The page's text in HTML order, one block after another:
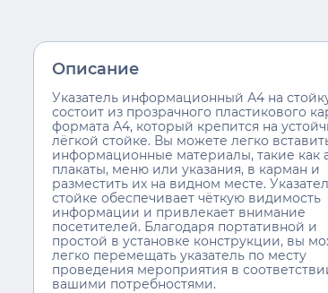
Описание
Указатель информационный А4 на
состоит из прозрачного пластикового
формата А4, который крепится на
лёгкой стойке. Вы можете легко
информационные материалы, такие как
плакаты, меню или указания, в карман и
разместить их на видном месте.
стойке обеспечивает чёткую видимость
информации и привлекает внимание
посетителей. Благодаря портативной и
простой в установке конструкции, вы
легко перемещать указатель по месту
проведения мероприятия в
вашими потребностями.